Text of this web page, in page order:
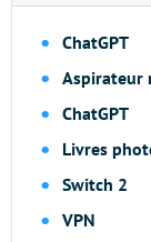
ChatGPT
Aspirateur
ChatGPT
Livres
Switch 2
VPN